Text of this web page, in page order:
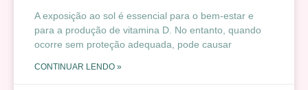
A exposição ao sol é essencial para o bem-estar e
para a produção de vitamina D. No entanto, quando
ocorre sem proteção adequada, pode causar
CONTINUAR LENDO »